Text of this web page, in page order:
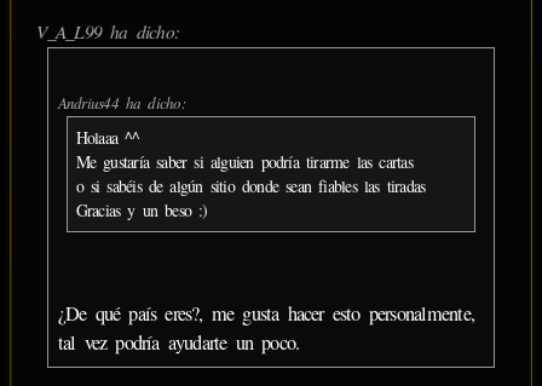
V_A_L99 ha dicho:
Andrius44 ha dicho:
Holaaa ^^
Me gustaría saber si alguien podría tirarme las cartas
o si sabéis de algún sitio donde sean fiables las tiradas
Gracias y un beso :)
¿De qué país eres?, me gusta hacer esto personalmente,
tal vez podría ayudarte un poco.